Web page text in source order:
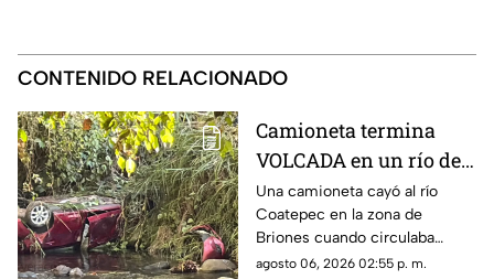
CONTENIDO RELACIONADO
Camioneta termina
VOLCADA en un río de
Coatepec tras salirse
del camino
Una camioneta cayó al río
Coatepec en la zona de
Briones cuando circulaba
rumbo a Consolapa
agosto 06, 2026 02:55 p. m.